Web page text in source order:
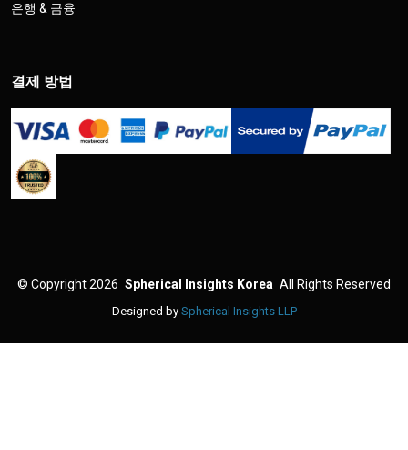
은행 & 금융
결제 방법
© Copyright 2026 Spherical Insights Korea All Rights Reserved
Designed by Spherical Insights LLP